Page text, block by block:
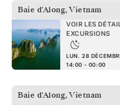
Baie d'Along,Vietnam
VOIR LES
EXCURSIONS
LUN. 28
14:00 - 00:00
Baie d'Along,Vietnam